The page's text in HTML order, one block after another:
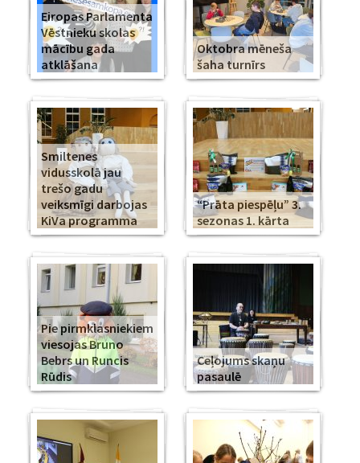
Eiropas Parlamenta
Vēstnieku skolas
mācību gada
atklāšana
Oktobra mēneša
šaha turnīrs
Smiltenes
vidusskolā jau
trešo gadu
veiksmīgi darbojas
KiVa programma
“Prāta piespēļu” 3.
sezonas 1. kārta
Pie pirmklasniekiem
viesojas Bruno
Bebrs un Runcis
Rūdis
Ceļojums skaņu
pasaulē